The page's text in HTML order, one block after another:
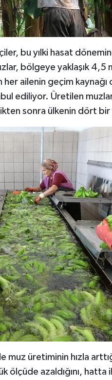
bu yılki hasat
bölgeye yaklaşık 4,5
her ailenin geçim
ediliyor. Üretilen
sonra ülkenin dört bir
muz üretiminin hızla
ölçüde azaldığını,